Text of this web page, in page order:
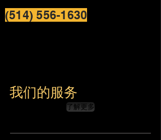
(514) 556-1630
我们的服务
了解更多